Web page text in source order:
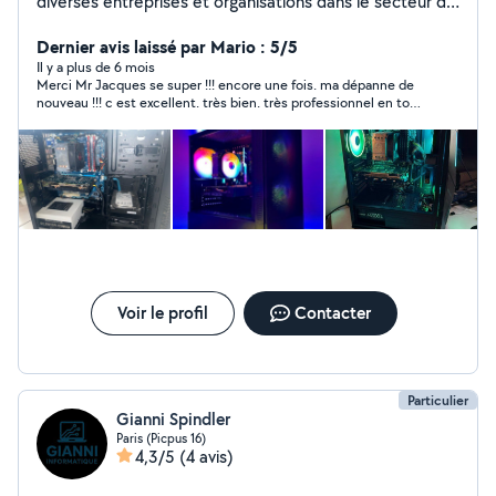
informatique stable et performante. Je peux vous
apporter mon expertise en assistance et en dépannage
informatique.
Dernier avis laissé par Mario : 5/5
Il y a plus de 6 mois
Merci Mr Jacques se super !!! encore une fois. ma dépanne de
nouveau !!! c est excellent. très bien. très professionnel en tout
fortement !!!
Voir le profil Contacter
Particulier
Gianni Spindler
Paris (Picpus 16)
4,3/5 (4 avis)